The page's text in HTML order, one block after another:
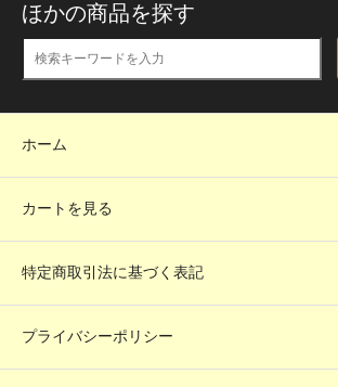
ほかの商品を探す
ホーム
カートを見る
特定商取引法に基づく表記
プライバシーポリシー